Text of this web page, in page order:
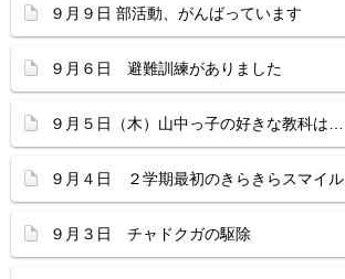
９月９日 部活動、がんばっています
９月６日 避難訓練がありました
９月５日（木）山中っ子の好きな教科は…
９月４日 ２学期最初のきらきらスマイル
９月３日 チャドクガの駆除